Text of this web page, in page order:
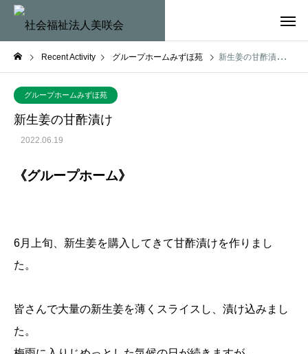
Recent Activity グループホームみずほ苑 新生姜の甘酢漬け
グループホームみずほ苑
新生姜の甘酢漬け
2022.06.19
《グループホーム》
6月上旬、新生姜を購入してきて甘酢漬けを作りまし
た。
皆さんで大量の新生姜を薄くスライスし、漬け込みまし
た。